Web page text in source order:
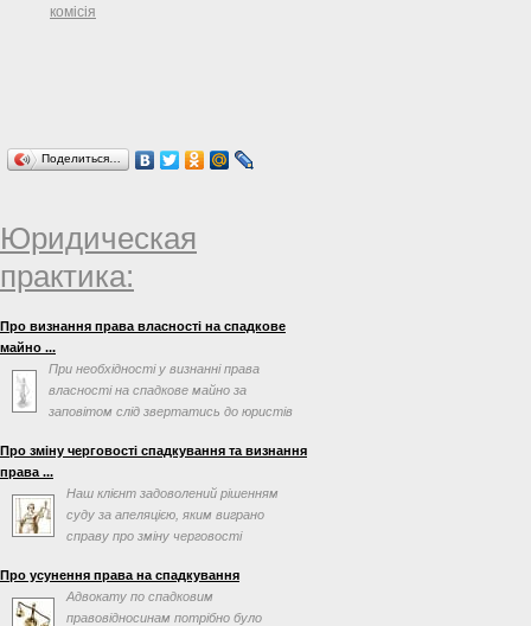
комісія
Поделиться…
Юридическая
практика:
Про визнання права власності на спадкове
майно ...
При необхідності у визнанні права
власності на спадкове майно за
заповітом слід звертатись до юристів
Про зміну черговості спадкування та визнання
права ...
Наш клієнт задоволений рішенням
суду за апеляцією, яким виграно
справу про зміну черговості
Про усунення права на спадкування
Адвокату по спадковим
правовідносинам потрібно було